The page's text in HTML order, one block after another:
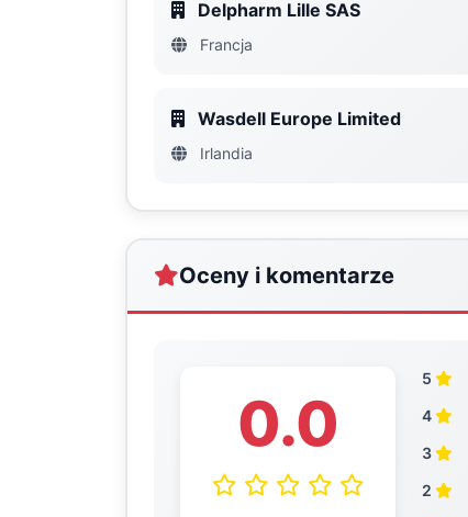
Delpharm Lille SAS
Francja
Wasdell Europe Limited
Irlandia
Oceny i komentarze
0.0
5
4
3
2